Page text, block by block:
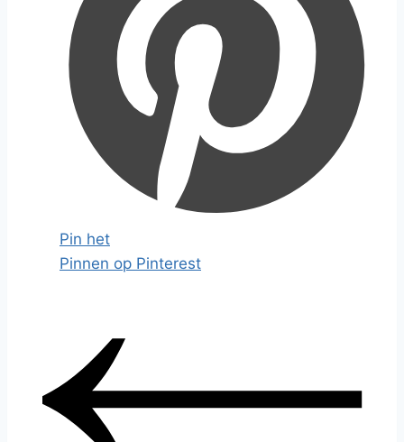
Pin het
Pinnen op Pinterest